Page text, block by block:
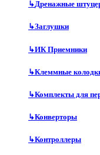
↳Дренажные
↳Заглушки
↳ИК Приемники
↳Клеммные
↳Комплекты для
↳Конверторы
↳Контроллеры